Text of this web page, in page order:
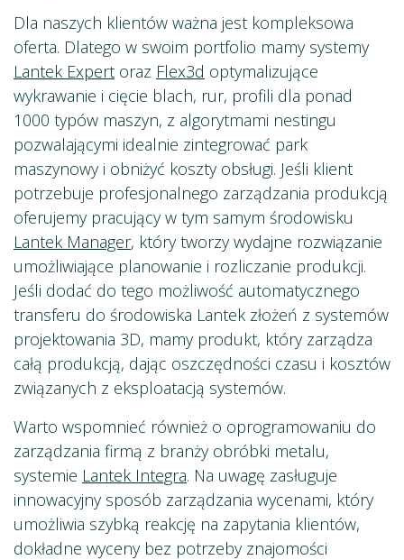
Dla naszych klientów ważna jest kompleksowa
oferta. Dlatego w swoim portfolio mamy systemy
Lantek Expert oraz Flex3d optymalizujące
wykrawanie i cięcie blach, rur, profili dla ponad
1000 typów maszyn, z algorytmami nestingu
pozwalającymi idealnie zintegrować park
maszynowy i obniżyć koszty obsługi. Jeśli klient
potrzebuje profesjonalnego zarządzania produkcją
oferujemy pracujący w tym samym środowisku
Lantek Manager, który tworzy wydajne rozwiązanie
umożliwiające planowanie i rozliczanie produkcji.
Jeśli dodać do tego możliwość automatycznego
transferu do środowiska Lantek złożeń z systemów
projektowania 3D, mamy produkt, który zarządza
całą produkcją, dając oszczędności czasu i kosztów
związanych z eksploatacją systemów.
Warto wspomnieć również o oprogramowaniu do
zarządzania firmą z branży obróbki metalu,
systemie Lantek Integra. Na uwagę zasługuje
innowacyjny sposób zarządzania wycenami, który
umożliwia szybką reakcję na zapytania klientów,
dokładne wyceny bez potrzeby znajomości